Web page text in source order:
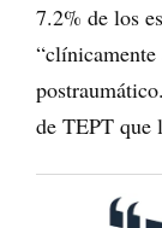
7.2% de los
de TEPT que